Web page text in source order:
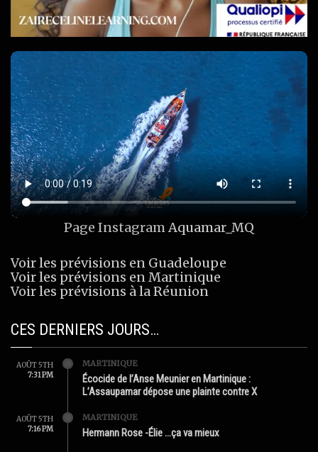
Page InstagramAquamar_MQ
Voir les prévisions en Guadeloupe
Voir les prévisions en Martinique
Voir les prévisions à la Réunion
CES DERNIERS JOURS…
AOÛT 5TH
7:31 PM
MARTINIQUE
Écocide de l’Anse Meunier en Martinique :
L’Assaupamar dépose une plainte contre X
AOÛT 5TH
7:16 PM
MARTINIQUE
Hermann Rose -Élie …ça va mieux